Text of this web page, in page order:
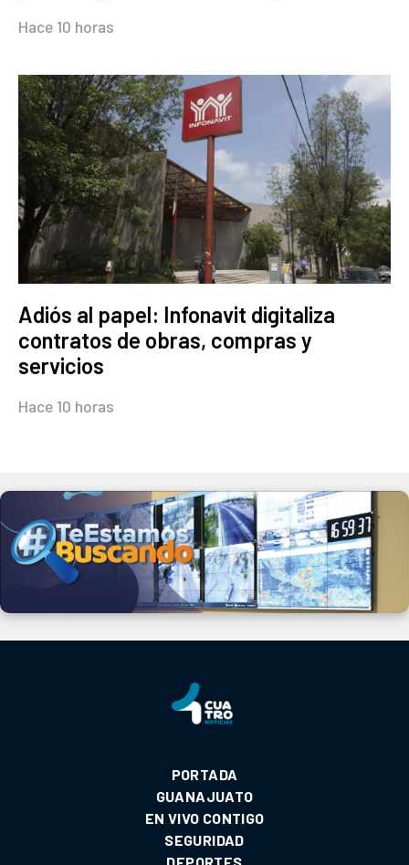
Hace 10 horas
Adiós al papel: Infonavit digitaliza
contratos de obras, compras y
servicios
Hace 10 horas
PORTADA
GUANAJUATO
EN VIVO CONTIGO
SEGURIDAD
DEPORTES